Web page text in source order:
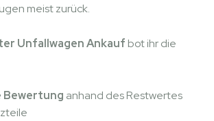
meist zurück.
Unfallwagen Ankauf bot ihr die
Bewertung anhand des Restwertes